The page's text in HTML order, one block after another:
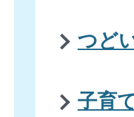
つど
子育